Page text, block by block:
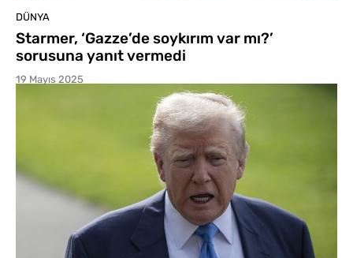
DÜNYA
Starmer, ‘Gazze’de soykırım var mı?’
sorusuna yanıt vermedi
19 Mayıs 2025